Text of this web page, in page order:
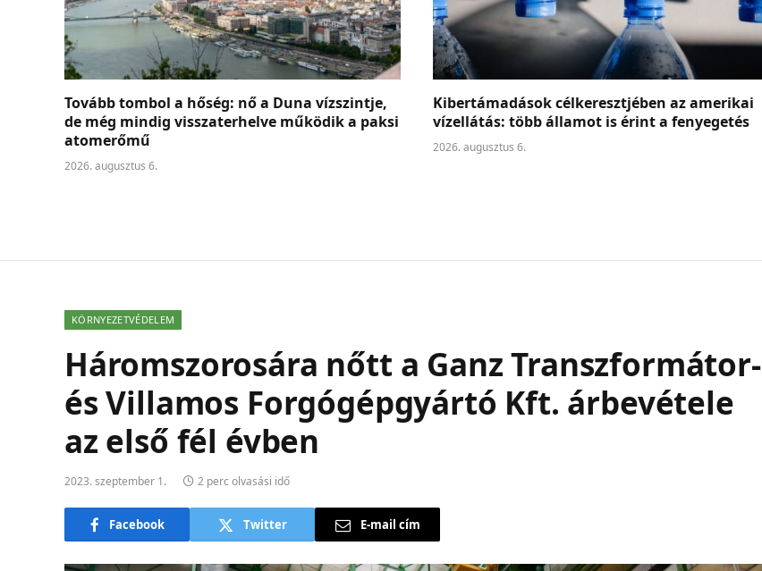
Tovább tombol a hőség: nő a Duna vízszintje,
de még mindig visszaterhelve működik a paksi
atomerőmű
2026. augusztus 6.
Kibertámadások célkeresztjében az amerikai
vízellátás: több államot is érint a fenyegetés
2026. augusztus 6.
KÖRNYEZETVÉDELEM
Háromszorosára nőtt a Ganz Transzformátor-
és Villamos Forgógépgyártó Kft. árbevétele
az első fél évben
2023. szeptember 1. 2 perc olvasási idő
Facebook Twitter E-mail cím